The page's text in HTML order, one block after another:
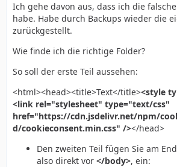
Ich gehe davon aus, dass ich die
habe. Habe durch Backups wieder die
zurückgestellt.
Wie finde ich die richtige Folder?
So soll der erste Teil aussehen:
<html><head><title>Text</title><style
<link rel="stylesheet" type="text/css"
href="https://cdn.jsdelivr.net/npm/
d/cookieconsent.min.css" /></head>
Den zweiten Teil fügen Sie am
also direkt vor </body>, ein: